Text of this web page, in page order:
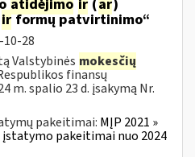
atidėjimo ir (ar)
irformų patvirtinimo“
10-28
Valstybinės mokesčių
finansų
m. spalio 23 d. įsakymą Nr.
pakeitimai: MĮP 2021 »
pakeitimai nuo 2024